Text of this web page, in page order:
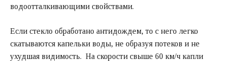
водоотталкивающими свойствами.
Если стекло обработано антидождем, то с него легко
скатываются капельки воды, не образуя потеков и не
ухудшая видимость. На скорости свыше 60 км/ч капли